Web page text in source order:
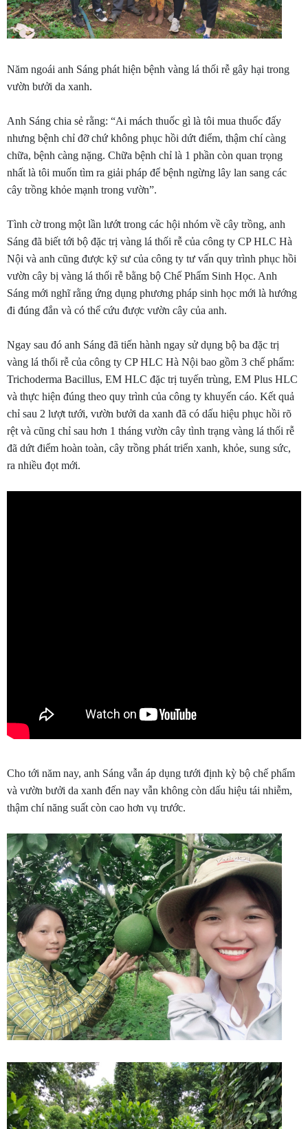
Năm ngoái anh Sáng phát hiện bệnh vàng lá thối rễ gây hại trong
vườn bưởi da xanh.
Anh Sáng chia sẻ rằng: “Ai mách thuốc gì là tôi mua thuốc đấy
nhưng bệnh chỉ đỡ chứ không phục hồi dứt điểm, thậm chí càng
chữa, bệnh càng nặng. Chữa bệnh chỉ là 1 phần còn quan trọng
nhất là tôi muốn tìm ra giải pháp để bệnh ngừng lây lan sang các
cây trồng khỏe mạnh trong vườn”.
Tình cờ trong một lần lướt trong các hội nhóm về cây trồng, anh
Sáng đã biết tới bộ đặc trị vàng lá thối rễ của công ty CP HLC Hà
Nội và anh cũng được kỹ sư của công ty tư vấn quy trình phục hồi
vườn cây bị vàng lá thối rễ bằng bộ Chế Phẩm Sinh Học. Anh
Sáng mới nghĩ rằng ứng dụng phương pháp sinh học mới là hướng
đi đúng đắn và có thể cứu được vườn cây của anh.
Ngay sau đó anh Sáng đã tiến hành ngay sử dụng bộ ba đặc trị
vàng lá thối rễ của công ty CP HLC Hà Nội bao gồm 3 chế phẩm:
Trichoderma Bacillus, EM HLC đặc trị tuyến trùng, EM Plus HLC
và thực hiện đúng theo quy trình của công ty khuyến cáo. Kết quả
chỉ sau 2 lượt tưới, vườn bưởi da xanh đã có dấu hiệu phục hồi rõ
rệt và cũng chỉ sau hơn 1 tháng vườn cây tình trạng vàng lá thối rễ
đã dứt điểm hoàn toàn, cây trồng phát triển xanh, khỏe, sung sức,
ra nhiều đọt mới.
Cho tới năm nay, anh Sáng vẫn áp dụng tưới định kỳ bộ chế phẩm
và vườn bưởi da xanh đến nay vẫn không còn dấu hiệu tái nhiễm,
thậm chí năng suất còn cao hơn vụ trước.